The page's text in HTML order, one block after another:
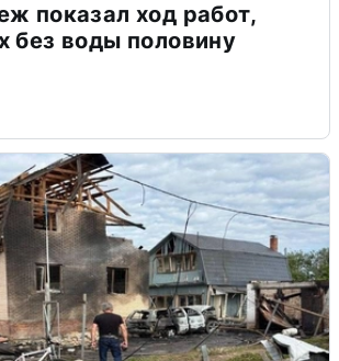
показал ход работ,
без воды половину